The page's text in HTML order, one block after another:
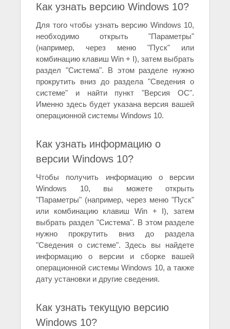
Как узнать версию Windows 10?
Для того чтобы узнать версию Windows 10,
необходимо открыть "Параметры"
(например, через меню "Пуск" или
комбинацию клавиш Win + I), затем выбрать
раздел "Система". В этом разделе нужно
прокрутить вниз до раздела "Сведения о
системе" и найти пункт "Версия ОС".
Именно здесь будет указана версия вашей
операционной системы Windows 10.
Как узнать информацию о
версии Windows 10?
Чтобы получить информацию о версии
Windows 10, вы можете открыть
"Параметры" (например, через меню "Пуск"
или комбинацию клавиш Win + I), затем
выбрать раздел "Система". В этом разделе
нужно прокрутить вниз до раздела
"Сведения о системе". Здесь вы найдете
информацию о версии и сборке вашей
операционной системы Windows 10, а также
дату установки и другие сведения.
Как узнать текущую версию
Windows 10?